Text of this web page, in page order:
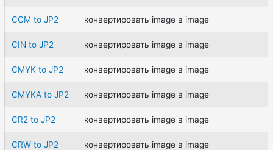
CGM to JP2 конвертировать image в image
CIN to JP2 конвертировать image в image
CMYK to JP2 конвертировать image в image
CMYKA to JP2 конвертировать image в image
CR2 to JP2 конвертировать image в image
CRW to JP2 конвертировать image в image